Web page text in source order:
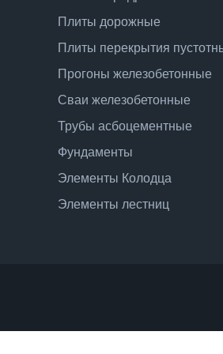
Плиты дорожные
Плиты перекрытия
Прогоны железобетонные
Сваи железобетонные
Трубы асбоцементные
Фундаменты
Элементы Колодца
Элементы лестниц